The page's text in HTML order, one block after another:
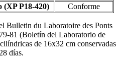
(XP P18-420)
Conforme
Bulletin du Laboratoire des Ponts
81 (Boletín del Laboratorio de
de 16x32 cm conservadas
días.